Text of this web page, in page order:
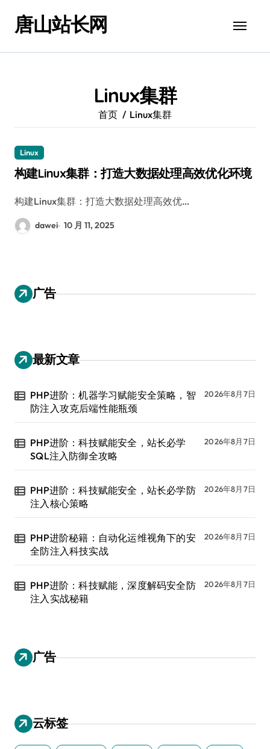
唐山站长网
Linux集群
首页 Linux集群
Linux
构建Linux集群：打造大数据处理高效优化环境
构建Linux集群：打造大数据处理高效优…
dawei 10 月 11, 2025
广告
最新文章
PHP进阶：机器学习赋能安全策略，智
防注入攻克后端性能瓶颈
2026年8月7日
PHP进阶：科技赋能安全，站长必学
SQL注入防御全攻略
2026年8月7日
PHP进阶：科技赋能安全，站长必学防
注入核心策略
2026年8月7日
PHP进阶秘籍：自动化运维视角下的安
全防注入科技实战
2026年8月7日
PHP进阶：科技赋能，深度解码安全防
注入实战秘籍
2026年8月7日
广告
云标签